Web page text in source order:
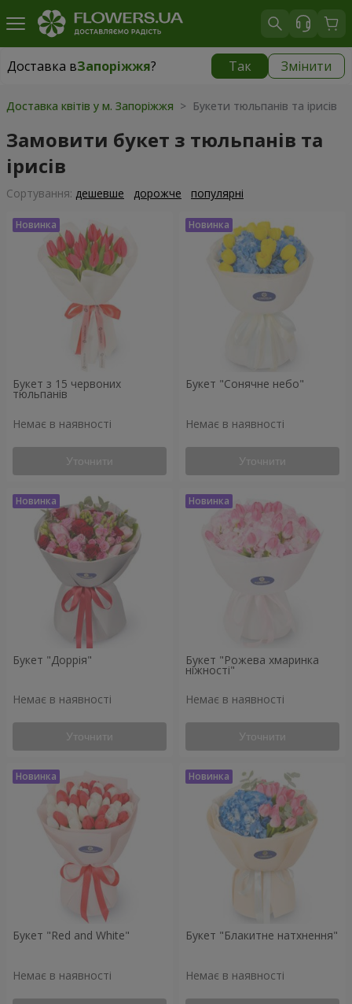
Доставка вЗапоріжжя? Так Змінити
Доставка вЗапоріжжя|
Доставка квітів у м. Запоріжжя > Букети тюльпанів та ірисів
Замовити букет з тюльпанів та
ірисів
Сортування: дешевше дорожче популярні
Букет з 15 червоних
тюльпанів
Немає в наявності
Уточнити
Букет "Сонячне небо"
Немає в наявності
Уточнити
Букет "Доррія"
Немає в наявності
Уточнити
Букет "Рожева хмаринка
ніжності"
Немає в наявності
Уточнити
Букет "Red and White"
Немає в наявності
Букет "Блакитне натхнення"
Немає в наявності